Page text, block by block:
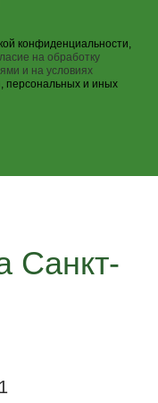
конфиденциальности,
на обработку
и на условиях
персональных и иных
Санкт-